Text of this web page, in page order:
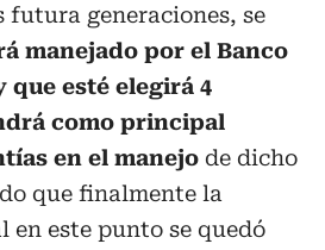
futura generaciones, se
manejado por el Banco
que esté elegirá 4
como principal
en el manejo de dicho
que finalmente la
en este punto se quedó